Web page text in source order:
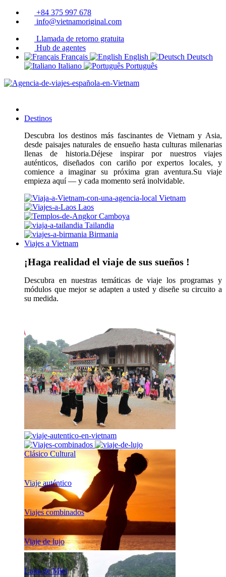
+84 375 997 678
info@vietnamoriginal.com
Llamada de retorno gratuita
Hub de agentes
Français
English
Deutsch
Italiano
Português
Destinos
Descubra los destinos más fascinantes de Vietnam y Asia,
desde paisajes naturales de ensueño hasta culturas milenarias
llenas de historia.Déjese inspirar por nuestros viajes
auténticos, diseñados con cariño por expertos locales, y
comience a imaginar su próxima gran aventura.Su viaje
empieza aquí — y cada momento será inolvidable.
Vietnam
Laos
Camboya
Tailandia
Birmania
Viajes a Vietnam
¡Haga realidad el viaje de sus sueños !
Descubra en nuestras temáticas de viaje los programas y
módulos que mejor se adapten a usted y diseñe su circuito a
su medida.
Clásico Cultural
Viaje auténtico
Viajes combinados
Viaje de lujo
Luna de Miel